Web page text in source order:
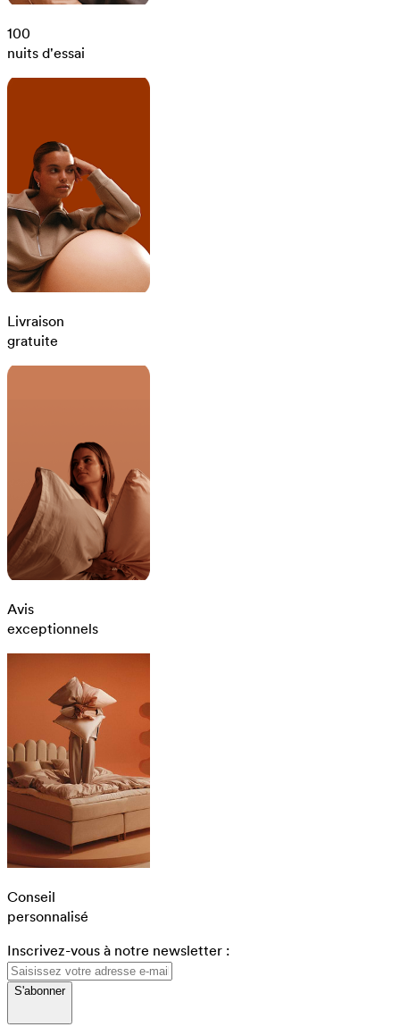
100
nuits d'essai
Livraison
gratuite
Avis
exceptionnels
Conseil
personnalisé
Inscrivez-vous à notre newsletter :
S'abonner